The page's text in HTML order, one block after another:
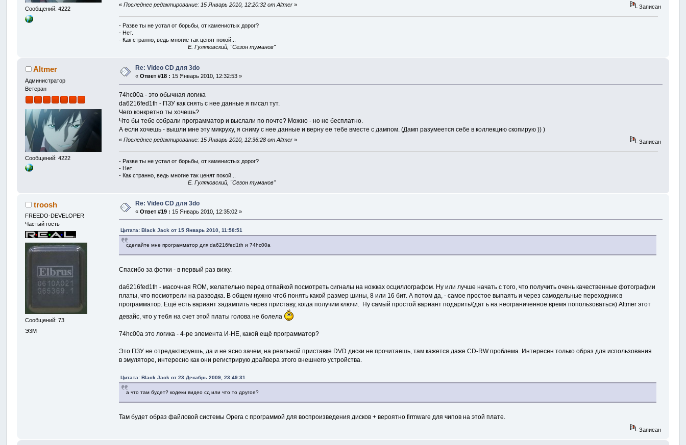
Сообщений: 4222
«Последнее редактирование: 15 Январь 2010, 12:20:32 от Altmer » Записан
- Разве ты не устал от борьбы, от каменистых дорог?
- Нет.
- Как странно, ведь многие так ценят покой...
E. Гуляковский, "Сезон туманов"
Altmer
Администратор
Ветеран
Сообщений: 4222
Re: Video CD для 3do
«Ответ #18 : 15 Январь 2010, 12:32:53 »
74hc00a - это обычная логика
da6216fed1th - ПЗУ как снять с нее данные я писал тут.
Чего конкретно ты хочешь?
Что бы тебе собрали программатор и выслали по почте? Можно - но не бесплатно.
А если хочешь - вышли мне эту микруху, я сниму с нее данные и верну ее тебе вместе с дампом. (Дамп разумеется себе в коллекцию скопирую )) )
«Последнее редактирование: 15 Январь 2010, 12:36:28 от Altmer » Записан
- Разве ты не устал от борьбы, от каменистых дорог?
- Нет.
- Как странно, ведь многие так ценят покой...
E. Гуляковский, "Сезон туманов"
troosh
FREEDO-DEVELOPER
Частый гость
Сообщений: 73
Э3М
Re: Video CD для 3do
«Ответ #19 : 15 Январь 2010, 12:35:02 »
Цитата: Black Jack от 15 Январь 2010, 11:58:51
сделайте мне программатор для da6216fed1th и 74hc00a
Спасибо за фотки - в первый раз вижу.
da6216fed1th - масочная ROM, желательно перед отпайкой посмотреть сигналы на ножках осциллографом. Ну или лучше начать с того, что получить очень качественные фотографии
платы, что посмотрели на разводка. В общем нужно чтоб понять какой размер шины, 8 или 16 бит. А потом да, - самое простое выпаять и через самодельные переходник в
программатор. Ещё есть вариант задампить через приставу, когда получим ключи. Ну самый простой вариант подарить/(дат ь на неограниченное время попользоваться) Altmer этот
девайс, что у тебя на счет этой платы голова не болела
74hc00a это логика - 4-ре элемента И-НЕ, какой ещё программатор?
Это ПЗУ не отредактируешь, да и не ясно зачем, на реальной приставке DVD диски не прочитаешь, там кажется даже CD-RW проблема. Интересен только образ для использования
в эмуляторе, интересно как они регистрирую драйвера этого внешнего устройства.
Цитата: Black Jack от 23 Декабрь 2009, 23:49:31
а что там будет? кодеки видео сд или что то другое?
Там будет образ файловой системы Opera с программой для воспроизведения дисков + вероятно firmware для чипов на этой плате.
Записан